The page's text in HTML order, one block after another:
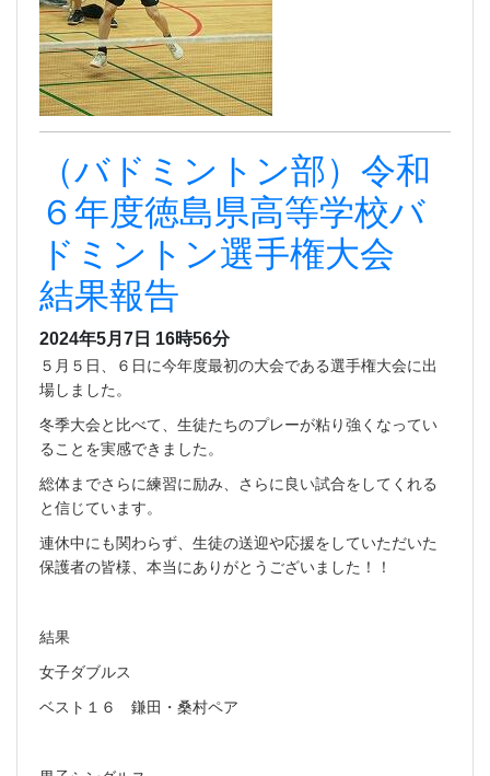
（バドミントン部）令和
６年度徳島県高等学校バ
ドミントン選手権大会
結果報告
2024年5月7日 16時56分
５月５日、６日に今年度最初の大会である選手権大会に出
場しました。
冬季大会と比べて、生徒たちのプレーが粘り強くなってい
ることを実感できました。
総体までさらに練習に励み、さらに良い試合をしてくれる
と信じています。
連休中にも関わらず、生徒の送迎や応援をしていただいた
保護者の皆様、本当にありがとうございました！！
結果
女子ダブルス
ベスト１６ 鎌田・桑村ペア